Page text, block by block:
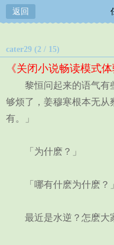
返回
cater29 (2 / 15)
《关闭小说畅读模式体
黎恒问起来的语气有
够烦了，姜穆寒根本无从
有。」
「为什麽？」
「哪有什麽为什麽？」
最近是水逆？怎麽大